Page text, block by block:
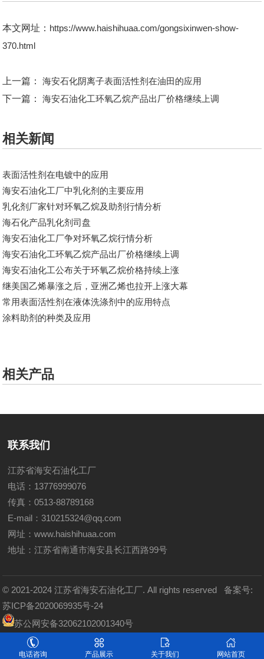
本文网址： https://www.haishihuaa.com/gongsixinwen-show-
370.html
上一篇：
海安石化阴离子表面活性剂在油田的应用
下一篇：
海安石油化工环氧乙烷产品出厂价格继续上调
相关新闻
表面活性剂在电镀中的应用
海安石油化工厂中乳化剂的主要应用
乳化剂厂家针对​环氧乙烷及助剂行情分析
海石化产品乳化剂司盘
海安石油化工厂争对环氧乙烷行情分析
海安石油化工环氧乙烷产品出厂价格继续上调
海安石油化工公布关于环氧乙烷价格持续上涨
继美国乙烯暴涨之后，亚洲乙烯也拉开上涨大幕
常用表面活性剂在液体洗涤剂中的应用特点
涂料助剂的种类及应用
相关产品
联系我们
江苏省海安石油化工厂
电话：13776999076
传真：0513-88789168
E-mail：310215324@qq.com
网址：www.haishihuaa.com
地址：江苏省南通市海安县长江西路99号
© 2021-2024 江苏省海安石油化工厂. All rights reserved备案号:
苏ICP备2020069935号-24
苏公网安备32062102001340号
友情链接： 静力触探仪
电话咨询 产品展示 关于我们 网站首页